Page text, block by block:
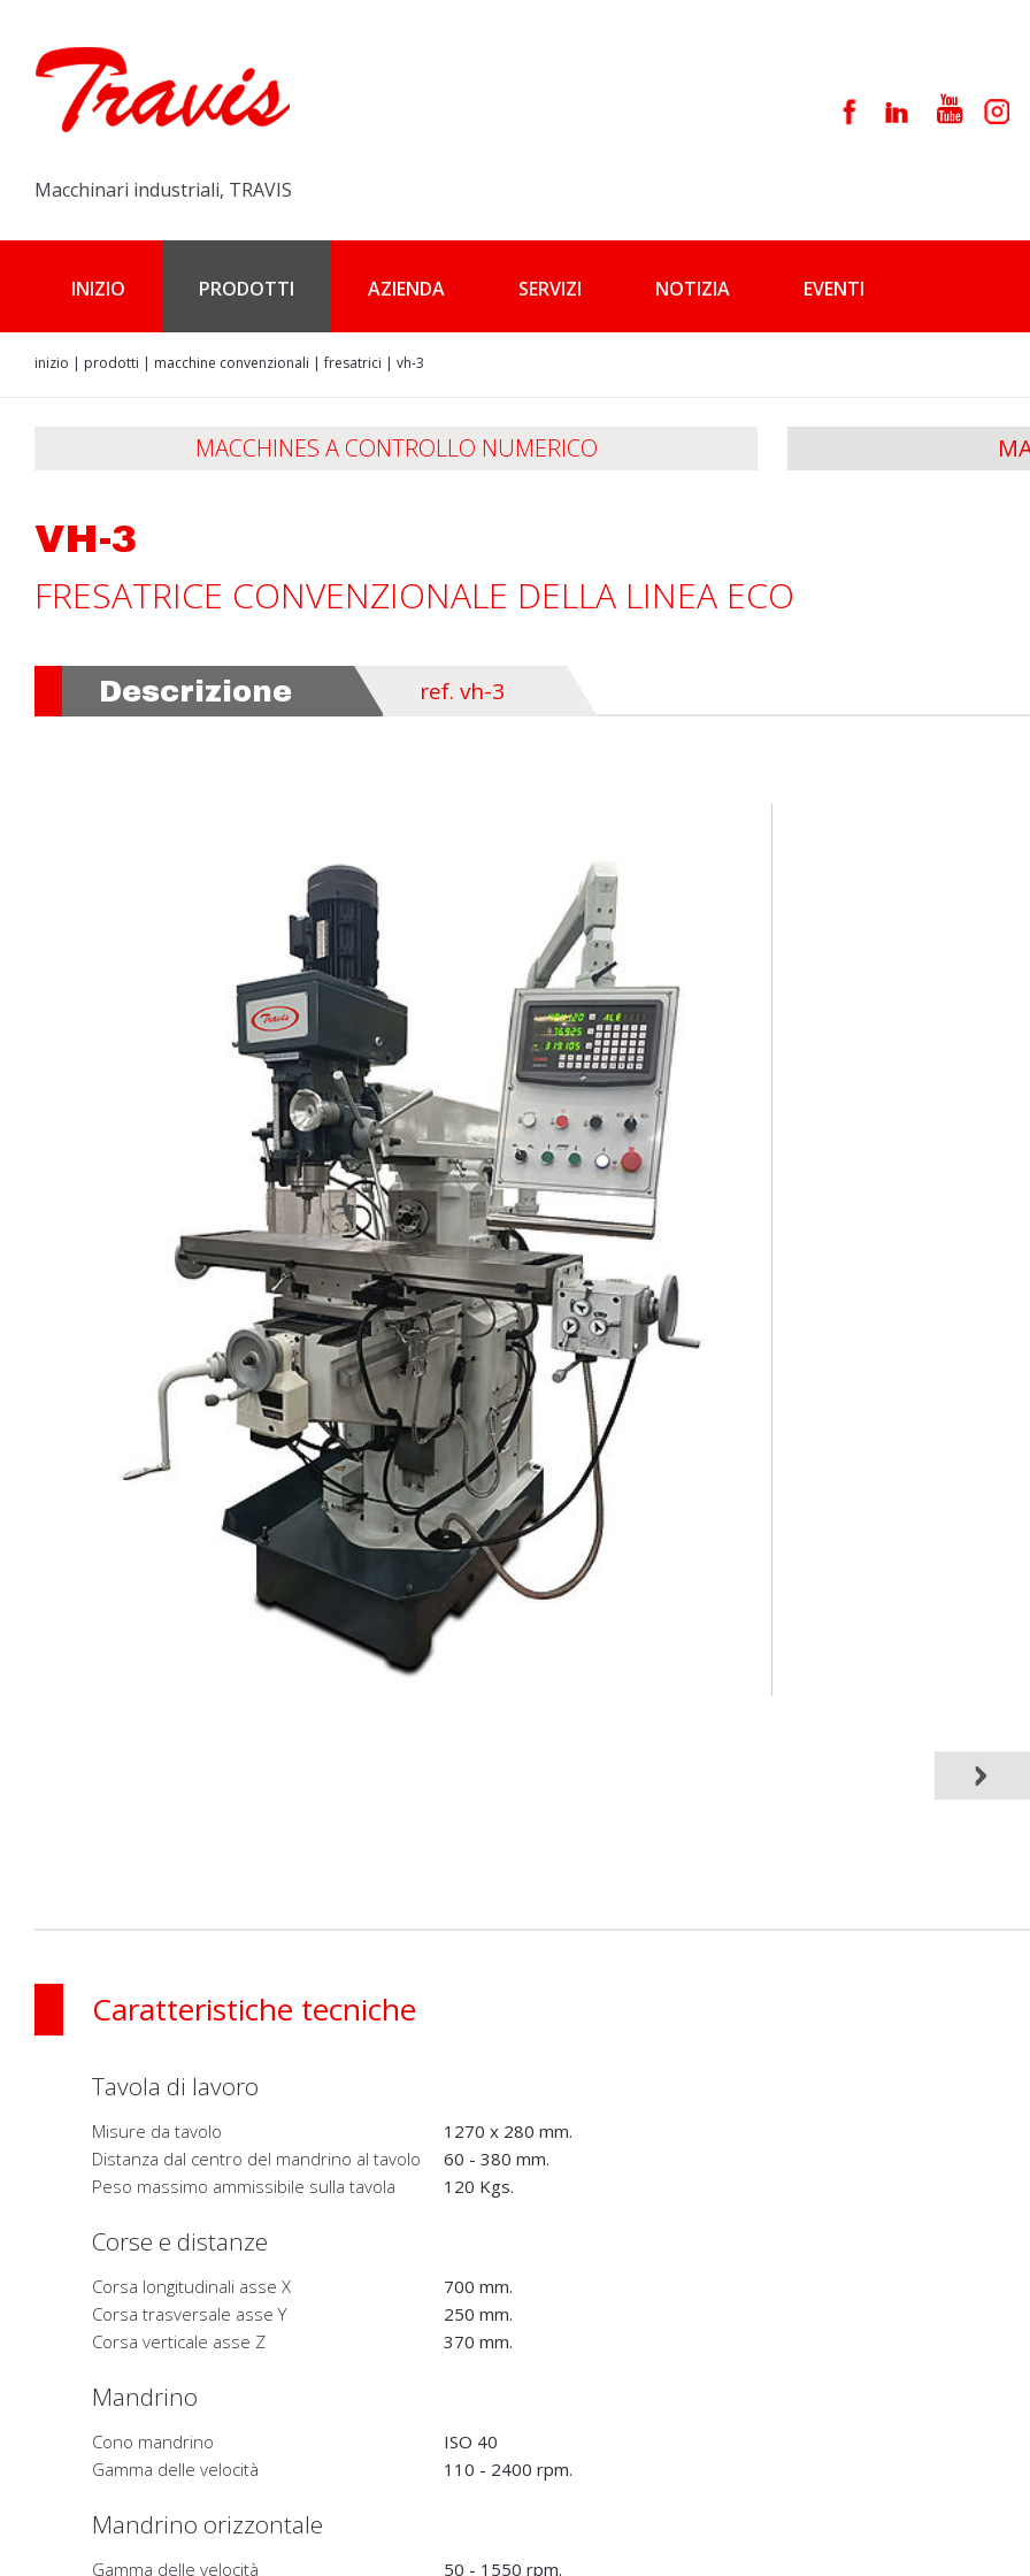
Macchinari industriali, TRAVIS
INIZIO PRODOTTI AZIENDA SERVIZI NOTIZIA EVENTI
inizio | prodotti | macchine convenzionali |fresatrici | vh-3
MACCHINES A CONTROLLO NUMERICO
VH-3
FRESATRICE CONVENZIONALE DELLA LINEA ECO
Descrizione ref. vh-3
Caratteristiche tecniche
Tavola di lavoro
Misure da tavolo
1270 x 280 mm.
Distanza dal centro del mandrino al tavolo
60 - 380 mm.
Peso massimo ammissibile sulla tavola
120 Kgs.
Corse e distanze
Corsa longitudinali asse X
700 mm.
Corsa trasversale asse Y
250 mm.
Corsa verticale asse Z
370 mm.
Mandrino
Cono mandrino
ISO 40
Gamma delle velocità
110 - 2400 rpm.
Mandrino orizzontale
Gamma delle velocità 50 - 1550 rpm.